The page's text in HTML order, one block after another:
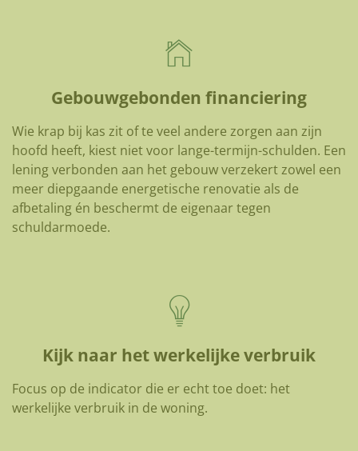
Gebouwgebonden financiering
Wie krap bij kas zit of te veel andere zorgen aan zijn
hoofd heeft, kiest niet voor lange-termijn-schulden. Een
lening verbonden aan het gebouw verzekert zowel een
meer diepgaande energetische renovatie als de
afbetaling én beschermt de eigenaar tegen
schuldarmoede.
Kijk naar het werkelijke verbruik
Focus op de indicator die er echt toe doet: het
werkelijke verbruik in de woning.